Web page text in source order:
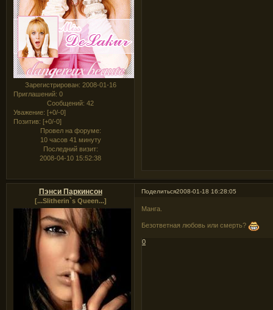
Зарегистрирован: 2008-01-16
Приглашений: 0
Сообщений: 42
Уважение: [+0/-0]
Позитив: [+0/-0]
Провел на форуме:
10 часов 41 минуту
Последний визит:
2008-04-10 15:52:38
Поделиться2008-01-18 16:28:05
Пэнси Паркинсон
[...Slitherin`s Queen...]
Манга.
Безответная любовь или смерть?
0